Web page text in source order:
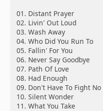
01. Distant Prayer
02. Livin' Out Loud
03. Wash Away
04. Who Did You Run To
05. Fallin' For You
06. Never Say Goodbye
07. Path Of Love
08. Had Enough
09. Don't Have To Fight No
10. Silent Wonder
11. What You Take